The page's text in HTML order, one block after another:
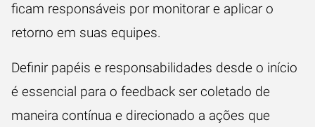
ficam responsáveis por monitorar e aplicar o
retorno em suas equipes.
Definir papéis e responsabilidades desde o início
é essencial para o feedback ser coletado de
maneira contínua e direcionado a ações que